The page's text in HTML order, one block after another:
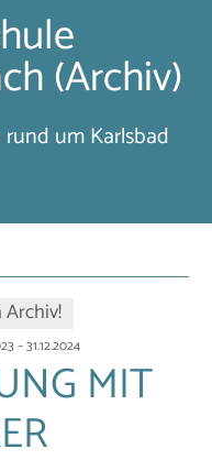
(Archiv)
um Karlsbad
– 31.12.2024
MIT